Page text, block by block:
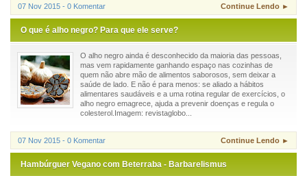
07 Nov 2015 - 0 Komentar Continue Lendo ►
O que é alho negro? Para que ele serve?
O alho negro ainda é desconhecido da maioria das pessoas,
mas vem rapidamente ganhando espaço nas cozinhas de
quem não abre mão de alimentos saborosos, sem deixar a
saúde de lado. E não é para menos: se aliado a hábitos
alimentares saudáveis e a uma rotina regular de exercícios, o
alho negro emagrece, ajuda a prevenir doenças e regula o
colesterol.Imagem: revistaglobo...
07 Nov 2015 - 0 Komentar Continue Lendo ►
Hambúrguer Vegano com Beterraba - Barbarelismus